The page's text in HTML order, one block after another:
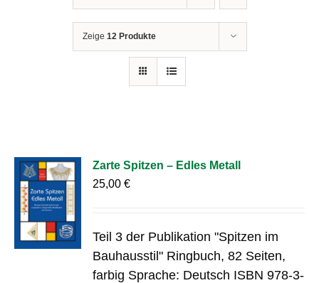
Zeige 12 Produkte
Zarte Spitzen – Edles Metall
25,00€
Teil 3 der Publikation "Spitzen im
Bauhausstil" Ringbuch, 82 Seiten,
farbig Sprache: Deutsch ISBN 978-3-